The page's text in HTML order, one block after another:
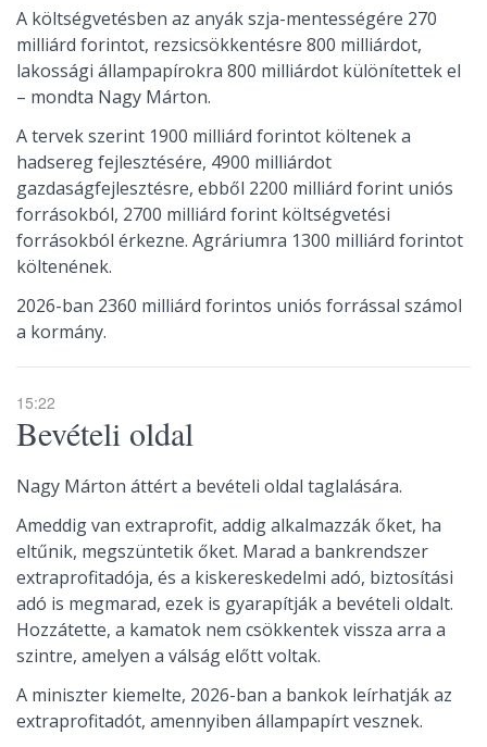
A költségvetésben az anyák szja-mentességére 270
milliárd forintot, rezsicsökkentésre 800 milliárdot,
lakossági állampapírokra 800 milliárdot különítettek el
– mondta Nagy Márton.
A tervek szerint 1900 milliárd forintot költenek a
hadsereg fejlesztésére, 4900 milliárdot
gazdaságfejlesztésre, ebből 2200 milliárd forint uniós
forrásokból, 2700 milliárd forint költségvetési
forrásokból érkezne. Agráriumra 1300 milliárd forintot
költenének.
2026-ban 2360 milliárd forintos uniós forrással számol
a kormány.
15:22
Bevételi oldal
Nagy Márton áttért a bevételi oldal taglalására.
Ameddig van extraprofit, addig alkalmazzák őket, ha
eltűnik, megszüntetik őket. Marad a bankrendszer
extraprofitadója, és a kiskereskedelmi adó, biztosítási
adó is megmarad, ezek is gyarapítják a bevételi oldalt.
Hozzátette, a kamatok nem csökkentek vissza arra a
szintre, amelyen a válság előtt voltak.
A miniszter kiemelte, 2026-ban a bankok leírhatják az
extraprofitadót, amennyiben állampapírt vesznek.